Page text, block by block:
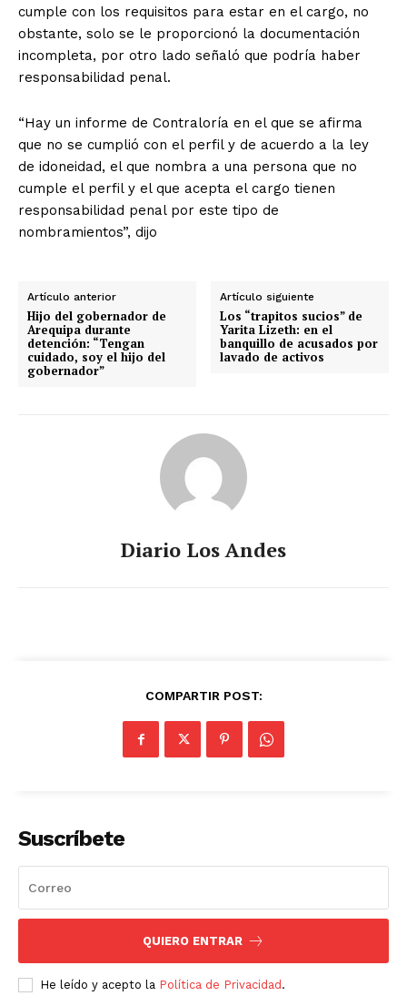
cumple con los requisitos para estar en el cargo, no
obstante, solo se le proporcionó la documentación
incompleta, por otro lado señaló que podría haber
responsabilidad penal.
“Hay un informe de Contraloría en el que se afirma
que no se cumplió con el perfil y de acuerdo a la ley
de idoneidad, el que nombra a una persona que no
cumple el perfil y el que acepta el cargo tienen
responsabilidad penal por este tipo de
nombramientos”, dijo
Artículo anterior
Hijo del gobernador de
Arequipa durante
detención: “Tengan
cuidado, soy el hijo del
gobernador”
Artículo siguiente
Los “trapitos sucios” de
Yarita Lizeth: en el
banquillo de acusados por
lavado de activos
Diario Los Andes
COMPARTIR POST:
Suscríbete
QUIERO ENTRAR
He leído y acepto la Política de Privacidad .